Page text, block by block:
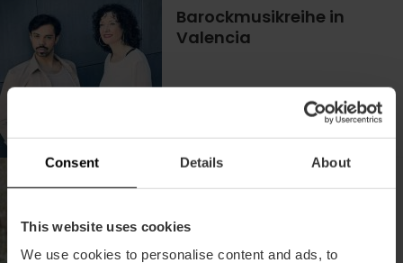
Consent Details About
This website uses cookies
We use cookies to personalise content and ads, to
Barockmusikreihe in
Valencia
21/10/2026 - 21/10/2026
Location Valencias